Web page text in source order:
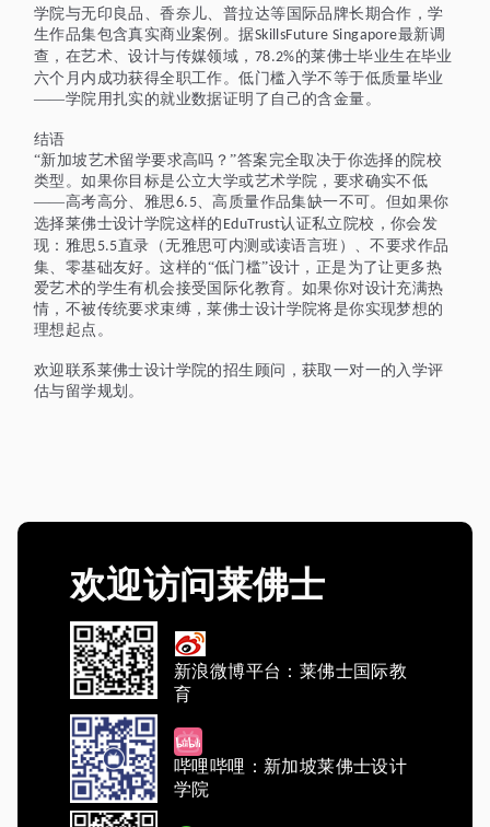
学院与无印良品、香奈儿、普拉达等国际品牌长期合作，学
生作品集包含真实商业案例。据SkillsFuture Singapore最新调
查，在艺术、设计与传媒领域， 78.2%的莱佛士毕业生在毕业
六个月内成功获得全职工作。低门槛入学不等于低质量毕业
——学院用扎实的就业数据证明了自己的含金量。
结语
“新加坡艺术留学要求高吗？”答案完全取决于你选择的院校
类型。如果你目标是公立大学或艺术学院，要求确实不低
——高考高分、雅思6.5、高质量作品集缺一不可。但如果你
选择莱佛士设计学院这样的 EduTrust认证私立院校，你会发
现：雅思 5.5直录（无雅思可内测或读语言班）、不要求作品
集、零基础友好。这样的“低门槛”设计，正是为了让更多热
爱艺术的学生有机会接受国际化教育。如果你对设计充满热
情，不被传统要求束缚，莱佛士设计学院将是你实现梦想的
理想起点。
欢迎联系莱佛士设计学院的招生顾问，获取一对一的入学评
估与留学规划。
欢迎访问莱佛士
新浪微博平台：莱佛士国际教
育
哔哩哔哩：新加坡莱佛士设计
学院